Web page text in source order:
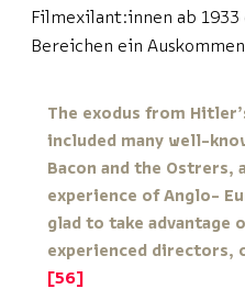
Filmexilant:innen ab
Bereichen ein
The exodus from
included many well-
Bacon and the
experience of Anglo-
glad to take advantage
experienced directors,
56